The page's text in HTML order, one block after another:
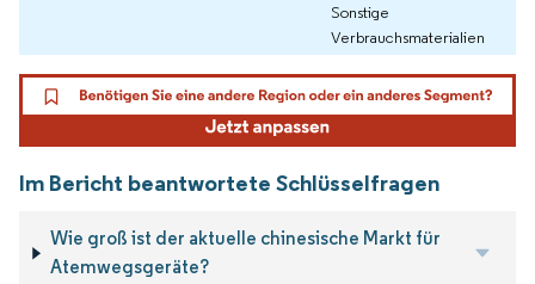
Sonstige
Verbrauchsmaterialien
Im Bericht beantwortete Schlüsselfragen
Wie groß ist der aktuelle chinesische Markt für
Atemwegsgeräte?